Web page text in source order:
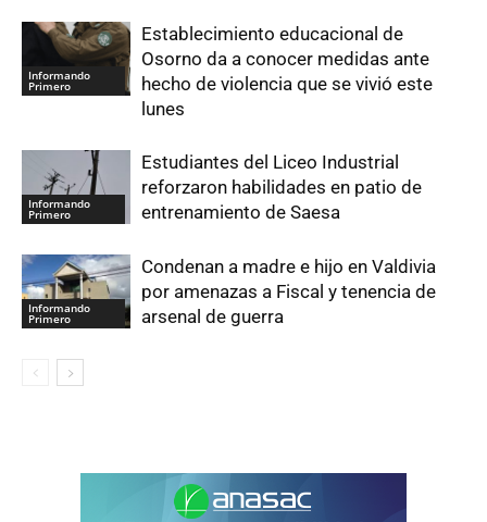
Informando
Primero
Establecimiento educacional de
Osorno da a conocer medidas ante
hecho de violencia que se vivió este
lunes
Informando
Primero
Estudiantes del Liceo Industrial
reforzaron habilidades en patio de
entrenamiento de Saesa
Informando
Primero
Condenan a madre e hijo en Valdivia
por amenazas a Fiscal y tenencia de
arsenal de guerra